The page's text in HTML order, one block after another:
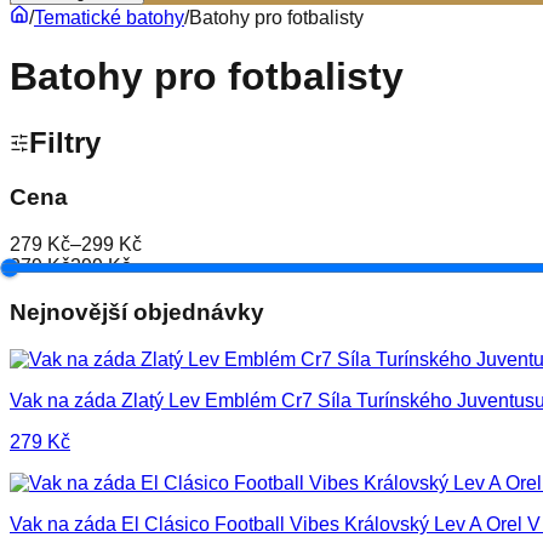
/Tematické batohy/Batohy pro fotbalisty
Batohy pro fotbalisty
Filtry
Cena
279 Kč–299 Kč
279 Kč299 Kč
Nejnovější objednávky
Vak na záda Zlatý Lev Emblém Cr7 Síla Turínského Juventusu
279 Kč
Vak na záda El Clásico Football Vibes Královský Lev A Orel